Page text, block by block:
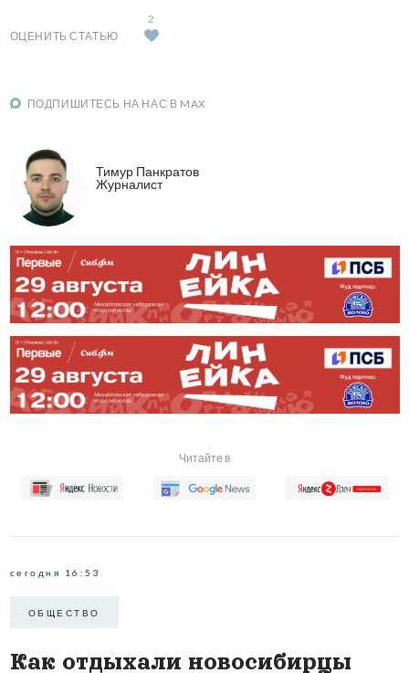
ОЦЕНИТЬ СТАТЬЮ
2
ПОДПИШИТЕСЬ НА НАС В MAX
Тимур Панкратов
Журналист
Читайте в
сегодня 16:53
ОБЩЕСТВО
Как отдыхали новосибирцы